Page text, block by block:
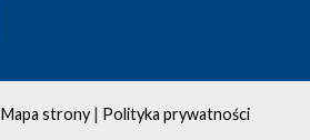
Mapa strony | Polityka prywatności